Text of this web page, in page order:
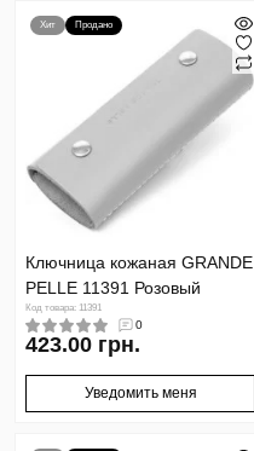
Хит Продано
Ключница кожаная GRANDE
PELLE 11391 Розовый
Код товара: 11391
0
423.00 грн.
Уведомить меня